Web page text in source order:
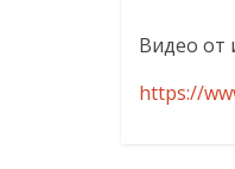
Видео от
https://